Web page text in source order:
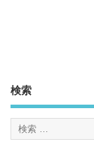
検索